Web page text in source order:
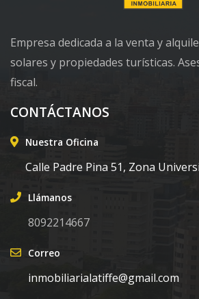
Empresa dedicada a la venta y
solares y propiedades turísticas.
fiscal.
CONTÁCTANOS
Nuestra Oficina
Calle Padre Pina 51, Zona
Llámanos
8092214667
Correo
inmobiliarialatiffe@gmail.com